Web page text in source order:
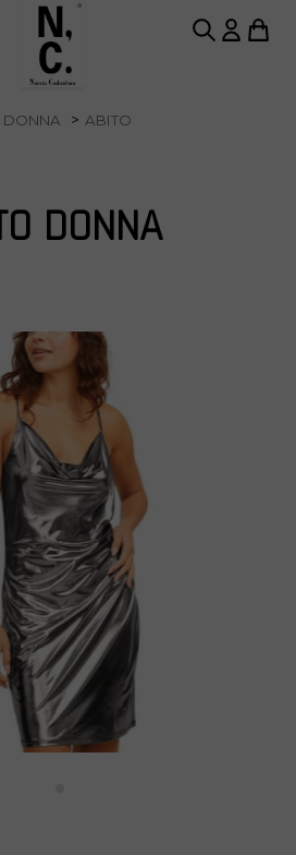
DONNA ABITO
DONNA